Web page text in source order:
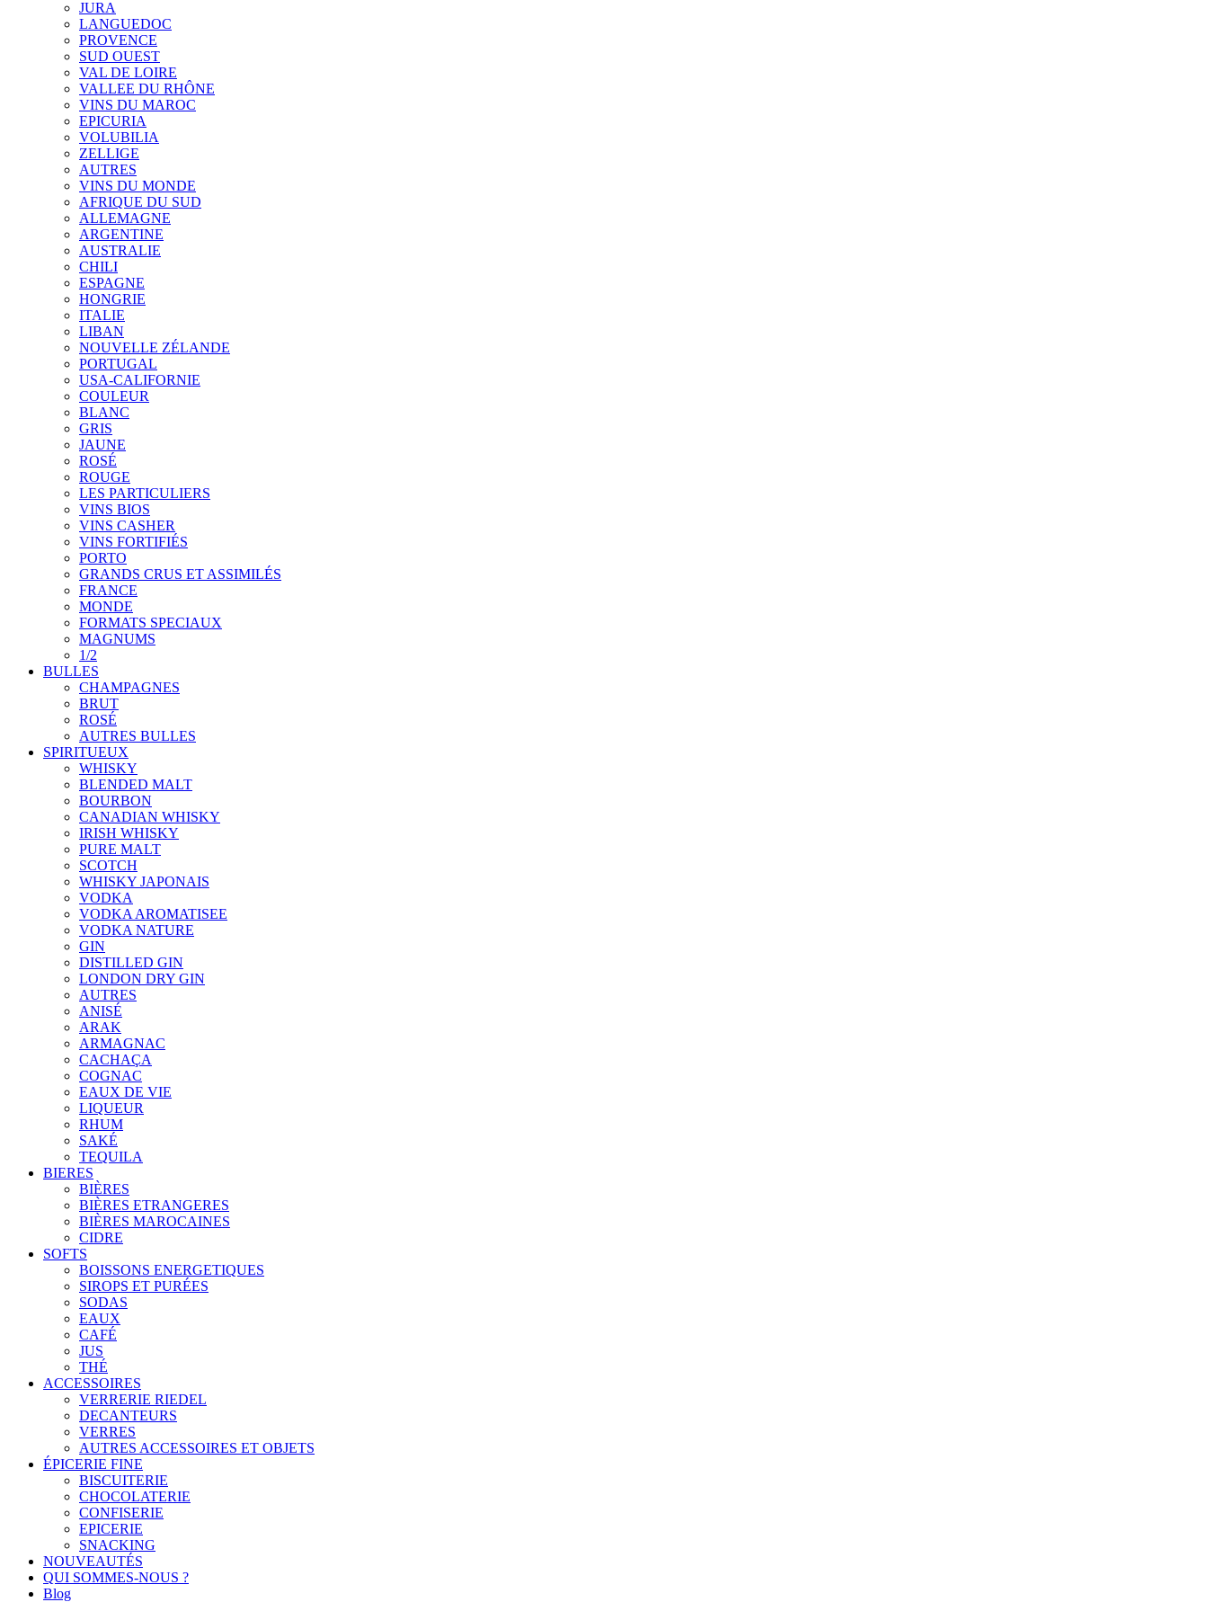
JURA
LANGUEDOC
PROVENCE
SUD OUEST
VAL DE LOIRE
VALLEE DU RHÔNE
VINS DU MAROC
EPICURIA
VOLUBILIA
ZELLIGE
AUTRES
VINS DU MONDE
AFRIQUE DU SUD
ALLEMAGNE
ARGENTINE
AUSTRALIE
CHILI
ESPAGNE
HONGRIE
ITALIE
LIBAN
NOUVELLE ZÉLANDE
PORTUGAL
USA-CALIFORNIE
COULEUR
BLANC
GRIS
JAUNE
ROSÉ
ROUGE
LES PARTICULIERS
VINS BIOS
VINS CASHER
VINS FORTIFIÉS
PORTO
GRANDS CRUS ET ASSIMILÉS
FRANCE
MONDE
FORMATS SPECIAUX
MAGNUMS
1/2
BULLES
CHAMPAGNES
BRUT
ROSÉ
AUTRES BULLES
SPIRITUEUX
WHISKY
BLENDED MALT
BOURBON
CANADIAN WHISKY
IRISH WHISKY
PURE MALT
SCOTCH
WHISKY JAPONAIS
VODKA
VODKA AROMATISEE
VODKA NATURE
GIN
DISTILLED GIN
LONDON DRY GIN
AUTRES
ANISÉ
ARAK
ARMAGNAC
CACHAÇA
COGNAC
EAUX DE VIE
LIQUEUR
RHUM
SAKÉ
TEQUILA
BIERES
BIÈRES
BIÈRES ETRANGERES
BIÈRES MAROCAINES
CIDRE
SOFTS
BOISSONS ENERGETIQUES
SIROPS ET PURÉES
SODAS
EAUX
CAFÉ
JUS
THÉ
ACCESSOIRES
VERRERIE RIEDEL
DECANTEURS
VERRES
AUTRES ACCESSOIRES ET OBJETS
ÉPICERIE FINE
BISCUITERIE
CHOCOLATERIE
CONFISERIE
EPICERIE
SNACKING
NOUVEAUTÉS
QUI SOMMES-NOUS ?
Blog